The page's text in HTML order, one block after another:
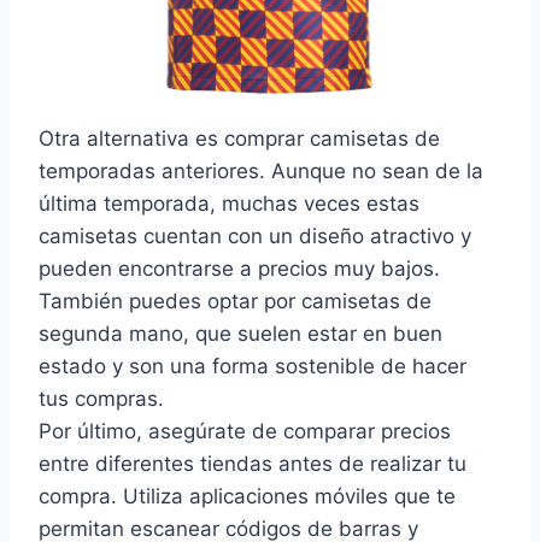
Otra alternativa es comprar camisetas de
temporadas anteriores. Aunque no sean de la
última temporada, muchas veces estas
camisetas cuentan con un diseño atractivo y
pueden encontrarse a precios muy bajos.
También puedes optar por camisetas de
segunda mano, que suelen estar en buen
estado y son una forma sostenible de hacer
tus compras.
Por último, asegúrate de comparar precios
entre diferentes tiendas antes de realizar tu
compra. Utiliza aplicaciones móviles que te
permitan escanear códigos de barras y